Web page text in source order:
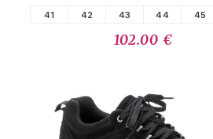
41 42 43 44 45
102.00 €